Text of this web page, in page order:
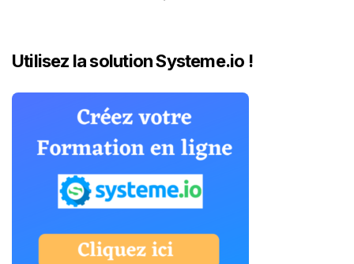
Utilisez la solution Systeme.io !